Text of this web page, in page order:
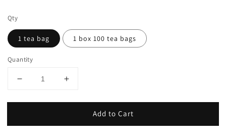
Qty
1 tea bag 1 box 100 tea bags
Quantity
Add to Cart